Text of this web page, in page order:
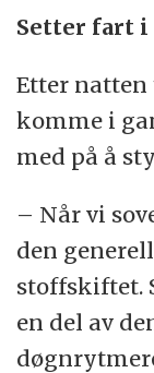
Setter fart
Etter
komme i
med på å
– Når vi
den
stoffskiftet.
en del av